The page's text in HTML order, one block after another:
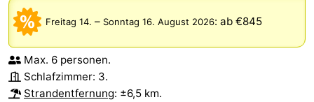
Freitag 14. – Sonntag 16. August 2026: ab €845
Max. 6 personen.
Schlafzimmer: 3.
Strandentfernung: ±6,5 km.